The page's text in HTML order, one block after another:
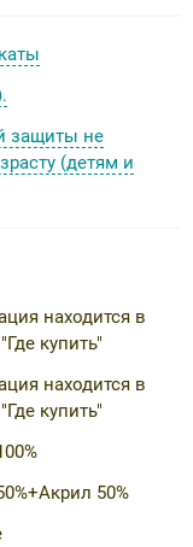
защиты не
(детям и
находится в
купить"
находится в
купить"
50%